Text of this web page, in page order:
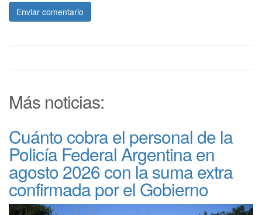
Enviar comentario
Más noticias:
Cuánto cobra el personal de la
Policía Federal Argentina en
agosto 2026 con la suma extra
confirmada por el Gobierno